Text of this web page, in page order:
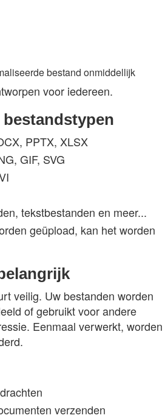
bestand onmiddellijk
voor iedereen.
PPTX, XLSX
GIF, SVG
tekstbestanden en meer...
geüpload, kan het worden
veilig. Uw bestanden worden
of gebruikt voor andere
Eenmaal verwerkt, worden
verzenden